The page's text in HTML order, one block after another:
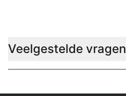
Veelgestelde vragen